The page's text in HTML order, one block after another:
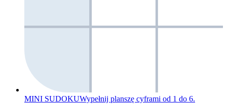
MINI SUDOKUWypełnij planszę cyframi od 1 do 6.